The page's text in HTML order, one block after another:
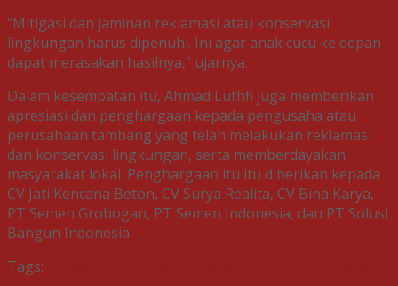
“Mitigasi dan jaminan reklamasi atau konservasi
lingkungan harus dipenuhi. Ini agar anak cucu ke depan
dapat merasakan hasilnya,” ujarnya.
Dalam kesempatan itu, Ahmad Luthfi juga memberikan
apresiasi dan penghargaan kepada pengusaha atau
perusahaan tambang yang telah melakukan reklamasi
dan konservasi lingkungan, serta memberdayakan
masyarakat lokal. Penghargaan itu itu diberikan kepada
CV Jati Kencana Beton, CV Surya Realita, CV Bina Karya,
PT Semen Grobogan, PT Semen Indonesia, dan PT Solusi
Bangun Indonesia.
Tags: